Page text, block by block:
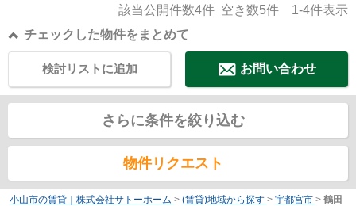
該当公開件数4件 空き数5件 1-4件表示
チェックした物件をまとめて
お問い合わせ
検討リストに追加
さらに条件を絞り込む
物件リクエスト
小山市の賃貸｜株式会社サトーホーム > (賃貸)地域から探す > 宇都宮市 > 鶴田